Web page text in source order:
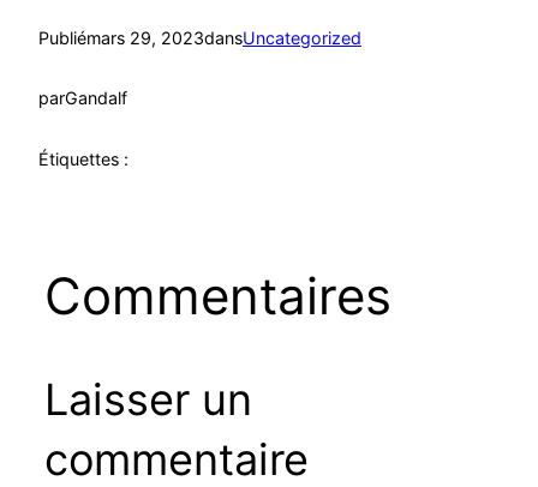
Publiémars 29, 2023dansUncategorized
parGandalf
Étiquettes :
Commentaires
Laisser un
commentaire